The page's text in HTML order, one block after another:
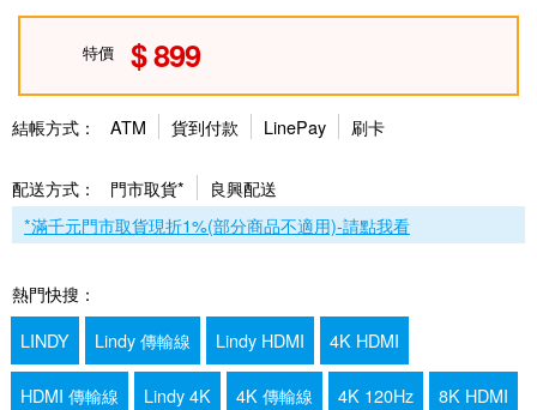
特價 899
結帳方式： ATM 貨到付款 LinePay 刷卡
配送方式： 門市取貨*
良興配送
*滿千元門市取貨現折1%(部分商品不適用)-請點我看
熱門快搜：
LINDY
Lindy 傳輸線 Lindy HDMI 4K HDMI
HDMI 傳輸線 Lindy 4K 4K 傳輸線 4K 120Hz 8K HDMI